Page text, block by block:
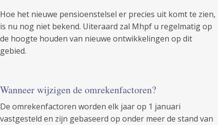
Hoe het nieuwe pensioenstelsel er precies uit komt te zien,
is nu nog niet bekend. Uiteraard zal Mhpf u regelmatig op
de hoogte houden van nieuwe ontwikkelingen op dit
gebied.
Wanneer wijzigen de omrekenfactoren?
De omrekenfactoren worden elk jaar op 1 januari
vastgesteld en zijn gebaseerd op onder meer de stand van